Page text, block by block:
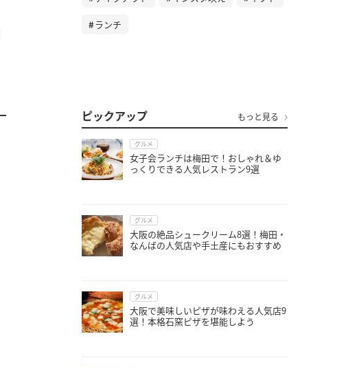
ランチ
ピックアップ もっと見る
グルメ
女子会ランチは梅田で！おしゃれ＆ゆ
っくりできる人気レストラン9選
グルメ
大阪の絶品シュークリーム8選！梅田・
なんばの人気店や手土産にもおすすめ
グルメ
大阪で美味しいピザが味わえる人気店9
選！本格石窯ピザを堪能しよう